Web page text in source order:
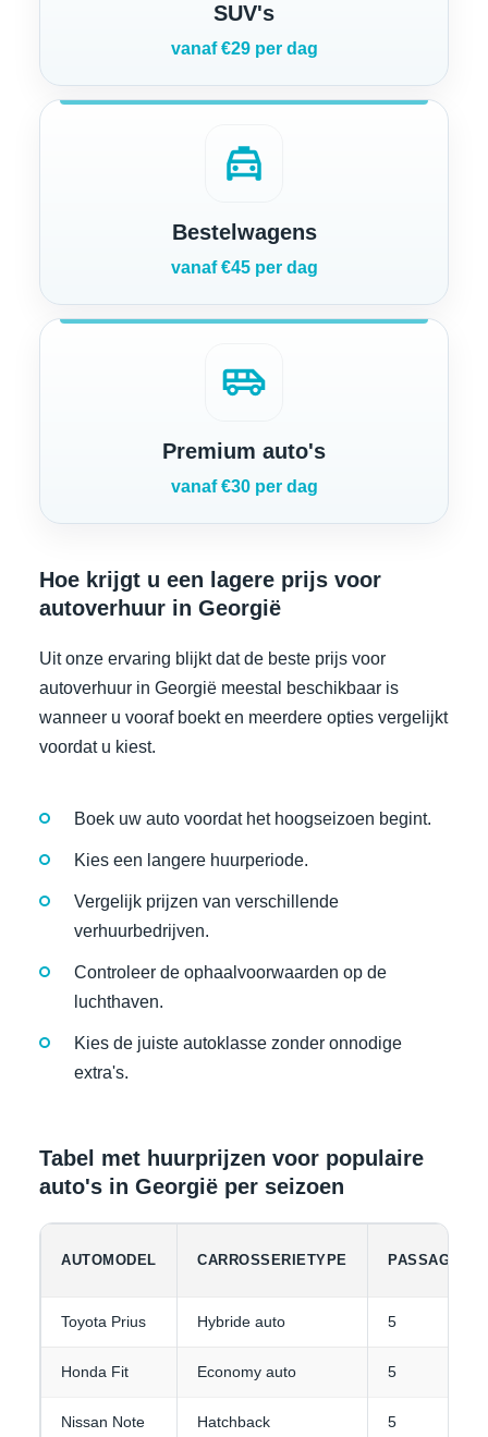
SUV's
vanaf €29 per dag
local_taxi
Bestelwagens
vanaf €45 per dag
airport_shuttle
Premium auto's
vanaf €30 per dag
Hoe krijgt u een lagere prijs voor
autoverhuur in Georgië
Uit onze ervaring blijkt dat de beste prijs voor
autoverhuur in Georgië meestal beschikbaar is
wanneer u vooraf boekt en meerdere opties vergelijkt
voordat u kiest.
Boek uw auto voordat het hoogseizoen begint.
Kies een langere huurperiode.
Vergelijk prijzen van verschillende
verhuurbedrijven.
Controleer de ophaalvoorwaarden op de
luchthaven.
Kies de juiste autoklasse zonder onnodige
extra's.
Tabel met huurprijzen voor populaire
auto's in Georgië per seizoen
AUTOMODEL CARROSSERIETYPE PASSAGIERS
Toyota Prius Hybride auto 5
Honda Fit Economy auto 5
Nissan Note Hatchback 5